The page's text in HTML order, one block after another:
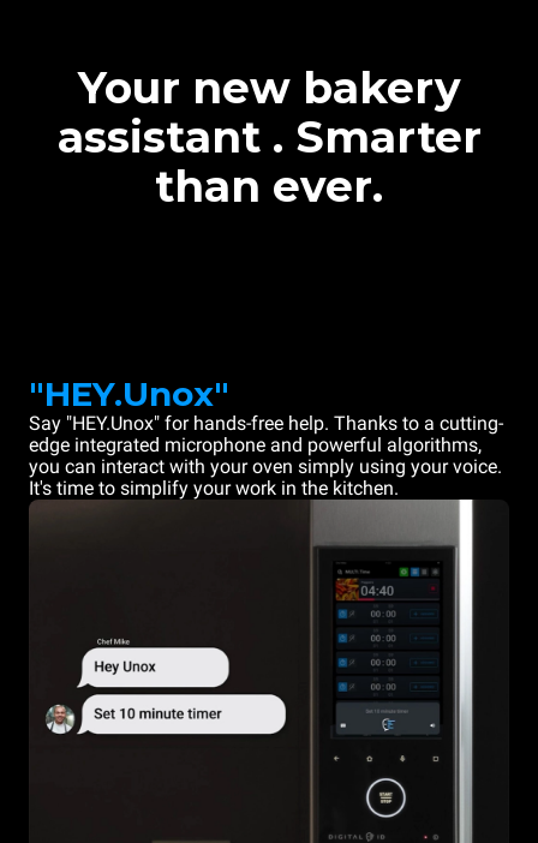
Your new bakery
assistant . Smarter
than ever.
"HEY.Unox"
Say "HEY.Unox" for hands-free help. Thanks to a cutting-
edge integrated microphone and powerful algorithms,
you can interact with your oven simply using your voice.
It's time to simplify your work in the kitchen.